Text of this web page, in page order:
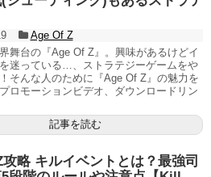
Age Of Z
舞台の『Age Of Z』。興味があるけどイ
迷っている…、ストラテジーゲームをや
そんな人のために『Age Of Z』の魅力を
ロモーションビデオ、ダウンロードリン
記事を読む
略 キルイベントとは？最強司